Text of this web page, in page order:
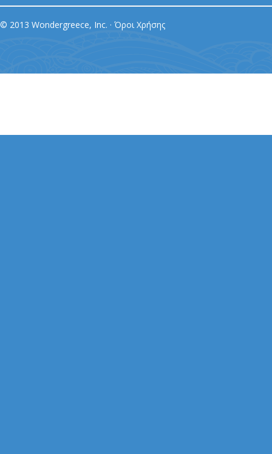
© 2013 Wondergreece, Inc. · Όροι Χρήσης